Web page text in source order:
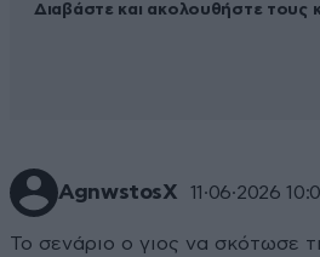
Διαβάστε και ακολουθήστε τους
AgnwstosΧ 11·06·2026
Το σενάριο ο γιος να σκότωσε